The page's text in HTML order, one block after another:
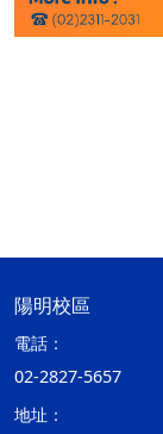
陽明校區
電話：
02-2827-5657
地址：